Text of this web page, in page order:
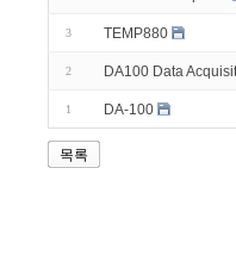
3 TEMP880
2 DA100 Data
1 DA-100
목록